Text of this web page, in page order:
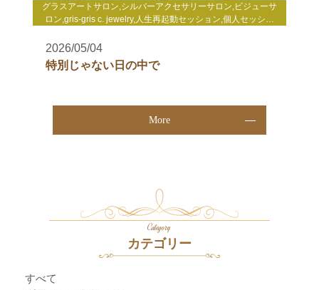
グラスアートサロン,シルバーアクセサリーサロン,ビジューサ
ロン,gris-gris c. jewelry,人生再起動セッション,個人セッショ
ン,TCカラーセラピー講座,その他
2026/05/04
特別じゃない日の中で
More
Category
カテゴリー
すべて